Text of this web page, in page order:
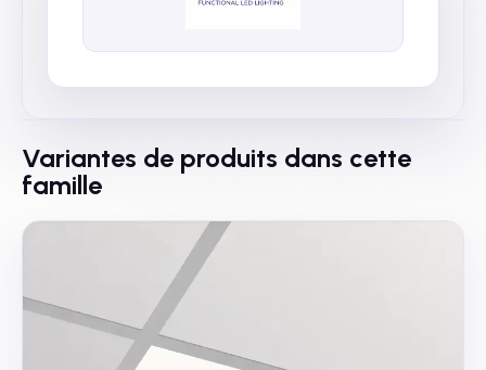
Variantes de produits dans cette
famille